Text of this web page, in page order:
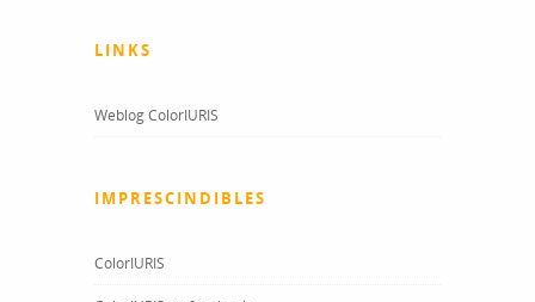
LINKS
Weblog ColorIURIS
IMPRESCINDIBLES
ColorIURIS